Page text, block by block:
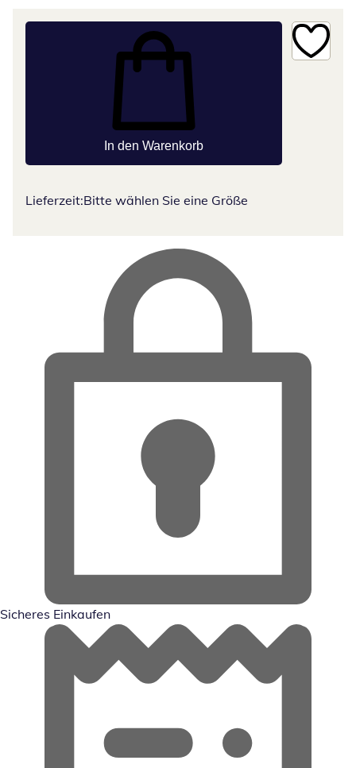
In den Warenkorb
Lieferzeit:Bitte wählen Sie eine Größe
Sicheres Einkaufen